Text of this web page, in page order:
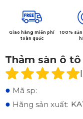
Giao hàng miễn phí
toàn quốc
100%
Thảm sàn ô
● Mã sp:
● Hãng sản xuất: